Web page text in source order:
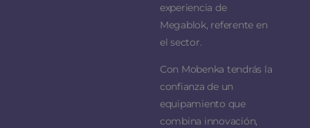
experiencia de
Megablok, referente en
el sector.
Con Mobenka tendrás la
confianza de un
equipamiento que
combina innovación,